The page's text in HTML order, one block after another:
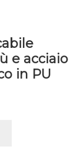
e acciaio
in PU